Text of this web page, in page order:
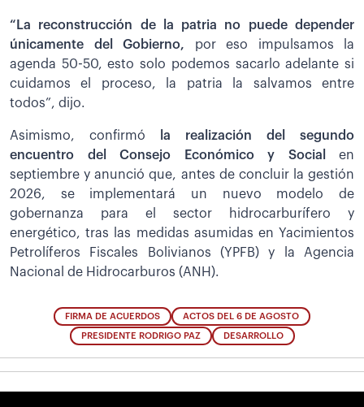
“La reconstrucción de la patria no puede depender
únicamente del Gobierno, por eso impulsamos la
agenda 50-50, esto solo podemos sacarlo adelante si
cuidamos el proceso, la patria la salvamos entre
todos”, dijo.
Asimismo, confirmó la realización del segundo
encuentro del Consejo Económico y Social en
septiembre y anunció que, antes de concluir la gestión
2026, se implementará un nuevo modelo de
gobernanza para el sector hidrocarburífero y
energético, tras las medidas asumidas en Yacimientos
Petrolíferos Fiscales Bolivianos (YPFB) y la Agencia
Nacional de Hidrocarburos (ANH).
FIRMA DE ACUERDOS ACTOS DEL 6 DE AGOSTO
PRESIDENTE RODRIGO PAZ DESARROLLO